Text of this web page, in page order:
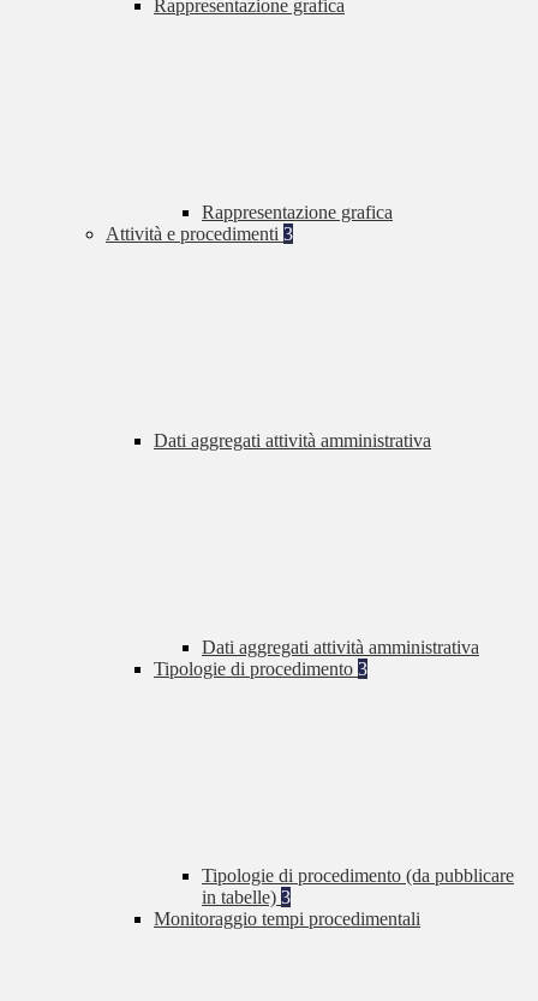
Rappresentazione grafica
Rappresentazione grafica
Attività e procedimenti 3
Dati aggregati attività amministrativa
Dati aggregati attività amministrativa
Tipologie di procedimento 3
Tipologie di procedimento (da pubblicare
in tabelle) 3
Monitoraggio tempi procedimentali